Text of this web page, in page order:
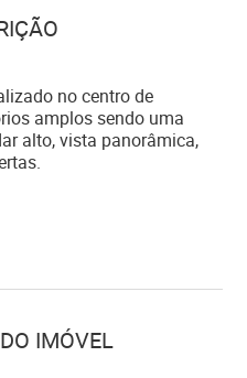
no centro de
amplos sendo uma
alto, vista panorâmica,
IMÓVEL